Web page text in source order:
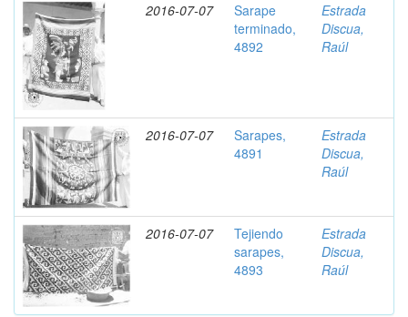
2016-07-07
Sarape
terminado,
4892
Estrada
Discua,
Raúl
2016-07-07
Sarapes,
4891
Estrada
Discua,
Raúl
2016-07-07
Tejiendo
sarapes,
4893
Estrada
Discua,
Raúl